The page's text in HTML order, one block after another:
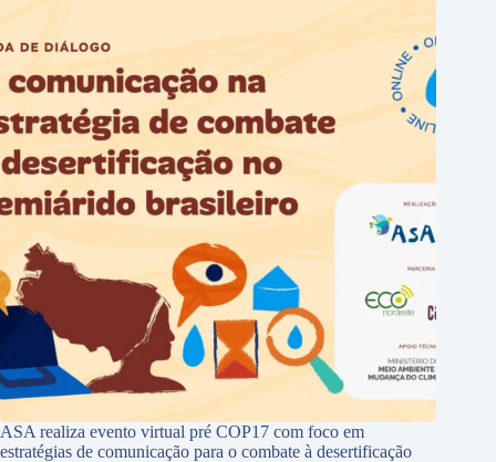
ASA realiza evento virtual pré COP17 com foco em
estratégias de comunicação para o combate à desertificação